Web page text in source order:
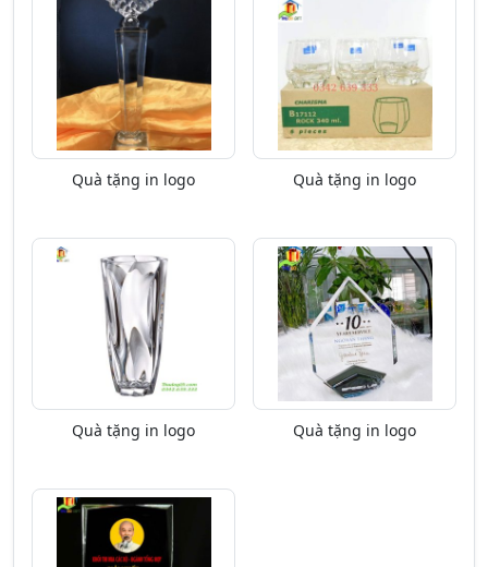
Quà tặng in logo Quà tặng in logo
Quà tặng in logo Quà tặng in logo